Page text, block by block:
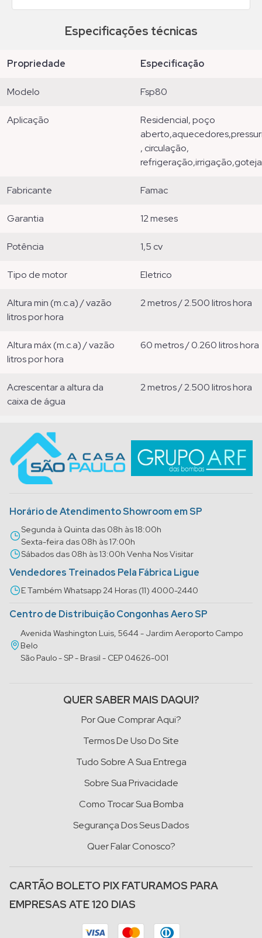
Especificações técnicas
propriedade especificação
modelo fsp80
aplicação
residencial, poço
, circulação,
fabricante famac
garantia 12 meses
potência 1,5 cv
tipo de motor eletrico
altura min (m.c.a) / vazão
litros por hora
2 metros / 2.500 litros hora
altura máx (m.c.a) / vazão
litros por hora
60 metros / 0.260 litros hora
acrescentar a altura da
caixa de água
2 metros / 2.500 litros hora
Horário de Atendimento Showroom em SP
Segunda à Quinta das 08h às 18:00h
Sexta-feira das 08h às 17:00h
Sábados das 08h às 13:00h Venha Nos Visitar
Vendedores Treinados Pela Fábrica Ligue
E Também Whatsapp 24 Horas (11) 4000-2440
Centro de Distribuição Congonhas Aero SP
Avenida Washington Luis, 5644 - Jardim Aeroporto Campo
Belo
São Paulo - SP - Brasil - CEP 04626-001
QUER SABER MAIS DAQUI?
Por Que Comprar Aqui?
Termos De Uso Do Site
Tudo Sobre A Sua Entrega
Sobre Sua Privacidade
Como Trocar Sua Bomba
Segurança Dos Seus Dados
Quer Falar Conosco?
CARTÃO BOLETO PIX FATURAMOS PARA
EMPRESAS ATE 120 DIAS